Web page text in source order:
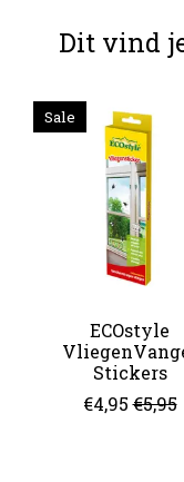
Dit vind
Items van
Sale
ECOstyle
Stickers
€4,95 €5,95